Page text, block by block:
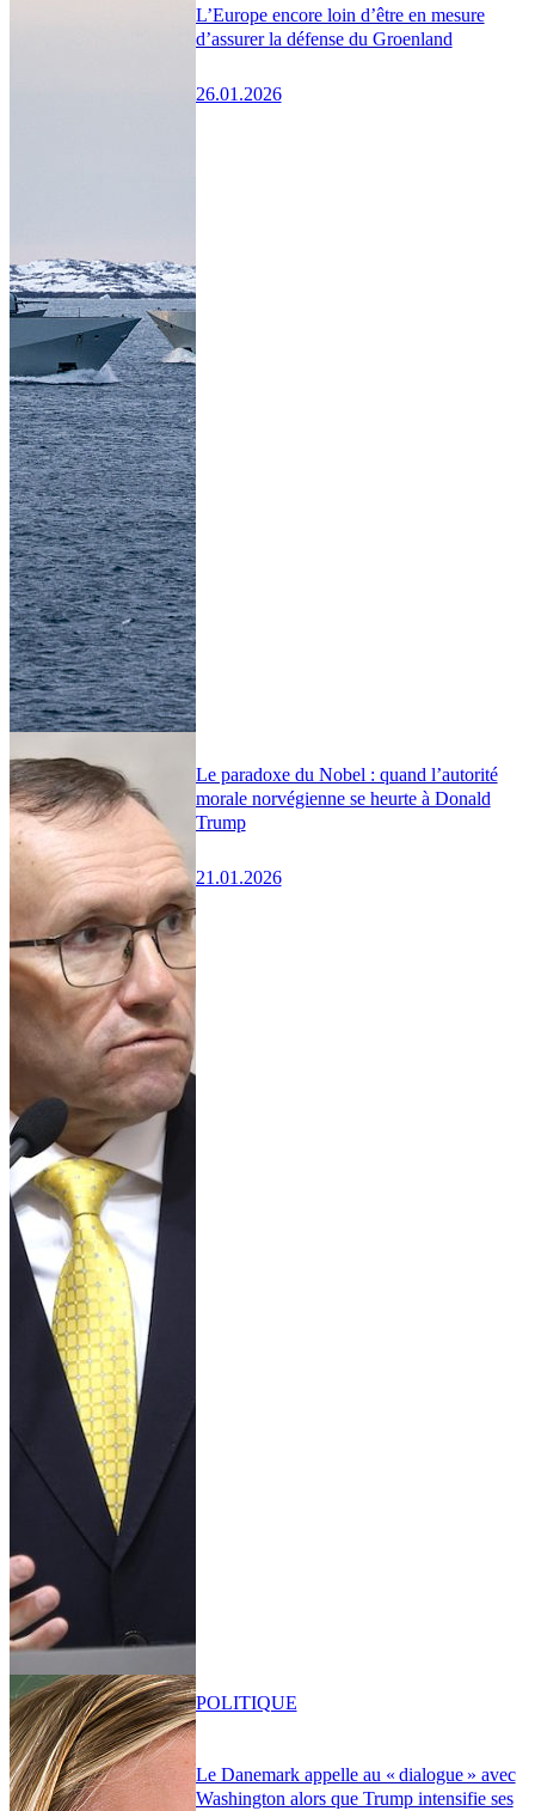
L’Europe encore loin d’être en mesure
d’assurer la défense du Groenland
26.01.2026
Le paradoxe du Nobel : quand l’autorité
morale norvégienne se heurte à Donald
Trump
21.01.2026
Le Danemark appelle au « dialogue » avec
Washington alors que Trump intensifie ses
POLITIQUE